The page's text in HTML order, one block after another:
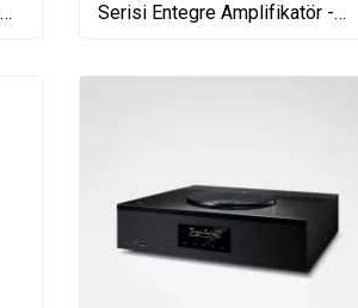
Serisi Entegre Amplifikatör -